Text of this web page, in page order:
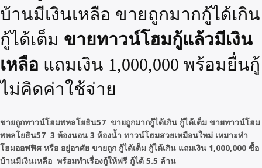
บ้านมีเงินเหลือ ขายถูกมากกู้ได้เกิน
กู้ได้เต็ม ขายทาวน์โฮมกู้แล้วมีเงิน
เหลือ แถมเงิน 1,000,000 พร้อมยื่นกู้
ไม่คิดค่าใช้จ่าย
ขายถูกทาวน์โฮมพหลโยธิน57 ขายถูกมากกู้ได้เกิน กู้ได้เต็ม ขายทาวน์โฮม
พหลโยธิน57 3 ห้องนอน 3 ห้องน้ำ ทาวน์โฮมสวยเหมือนใหม่ เหมาะทำ
โฮมออฟฟิศ หรือ อยู่อาศัย ขายถูก กู้ได้เต็ม กู้ได้เกิน แถมเงิน 1,000,000 ซื้อ
บ้านมีเงินเหลือ พร้อมทำเรื่องกู้ให้ฟรี กู้ได้ 5.5 ล้าน